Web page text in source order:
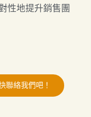
性地提升銷售團
聯絡我們吧！